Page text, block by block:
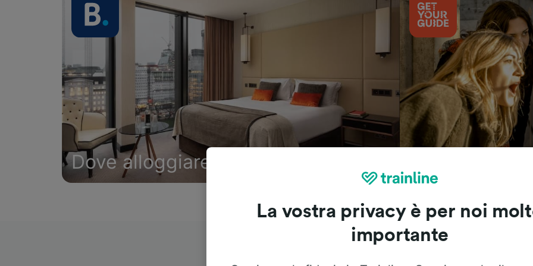
Dove alloggiare
Le recensioni dei nostri viaggiatori
La vostra privacy è per noi
importante